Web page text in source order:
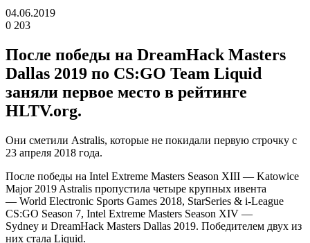
04.06.2019
0 203
После победы на DreamHack Masters
Dallas 2019 по CS:GO Team Liquid
заняли первое место в рейтинге
HLTV.org.
Они сметили Astralis, которые не покидали первую строчку с
23 апреля 2018 года.
После победы на Intel Extreme Masters Season XIII — Katowice
Major 2019 Astralis пропустила четыре крупных ивента
— World Electronic Sports Games 2018, StarSeries & i-League
CS:GO Season 7, Intel Extreme Masters Season XIV —
Sydney и DreamHack Masters Dallas 2019. Победителем двух из
них стала Liquid.